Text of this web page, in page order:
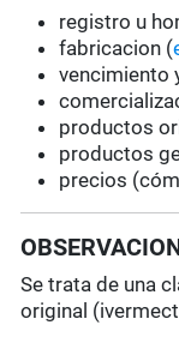
registro u
fabricacion (
vencimiento
productos
productos
precios
Se trata de una
original